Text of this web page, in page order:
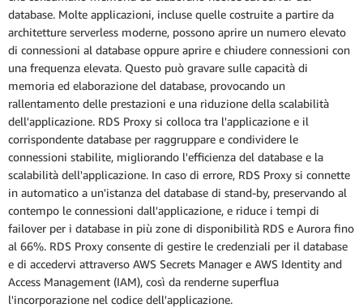
database. Molte applicazioni, incluse quelle costruite a partire da
architetture serverless moderne, possono aprire un numero elevato
di connessioni al database oppure aprire e chiudere connessioni con
una frequenza elevata. Questo può gravare sulle capacità di
memoria ed elaborazione del database, provocando un
rallentamento delle prestazioni e una riduzione della scalabilità
dell'applicazione. RDS Proxy si colloca tra l'applicazione e il
corrispondente database per raggruppare e condividere le
connessioni stabilite, migliorando l'efficienza del database e la
scalabilità dell'applicazione. In caso di errore, RDS Proxy si connette
in automatico a un'istanza del database di stand-by, preservando al
contempo le connessioni dall'applicazione, e riduce i tempi di
failover per i database in più zone di disponibilità RDS e Aurora fino
al 66%. RDS Proxy consente di gestire le credenziali per il database
e di accedervi attraverso AWS Secrets Manager e AWS Identity and
Access Management (IAM), così da renderne superflua
l'incorporazione nel codice dell'applicazione.